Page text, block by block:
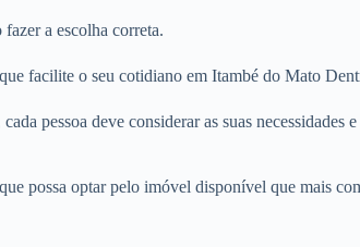
a escolha correta.
facilite o seu cotidiano em Itambé do Mato
pessoa deve considerar as suas
possa optar pelo imóvel disponível que mais